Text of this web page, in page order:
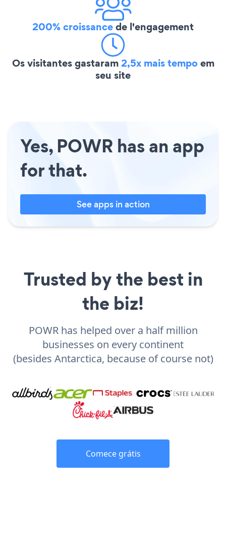
200% croissancede l'engagement
Os visitantes gastaram2,5x mais tempoem
seu site
Yes, POWR has an app
for that.
See apps in action
Trusted by the best in
the biz!
POWR has helped over a half million
businesses on every continent
(besides Antarctica, because of course not)
Comece grátis